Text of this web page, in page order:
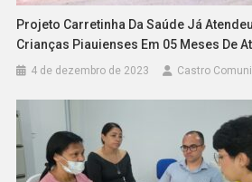
Projeto Carretinha Da Saúde Já
Crianças Piauienses Em 05 Meses De
4 de dezembro de 2023 Castro